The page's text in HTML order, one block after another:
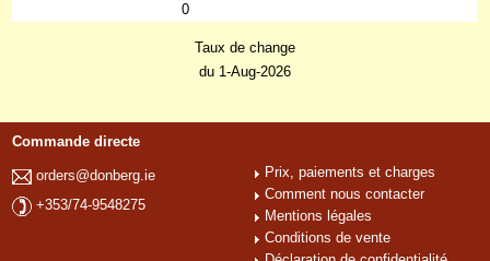
0
Taux de change
du 1-Aug-2026
Commande directe
orders@donberg.ie
+353/74-9548275
Prix, paiements et charges
Comment nous contacter
Mentions légales
Conditions de vente